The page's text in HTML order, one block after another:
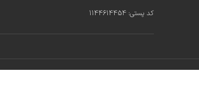
کد پستی: 1144614454